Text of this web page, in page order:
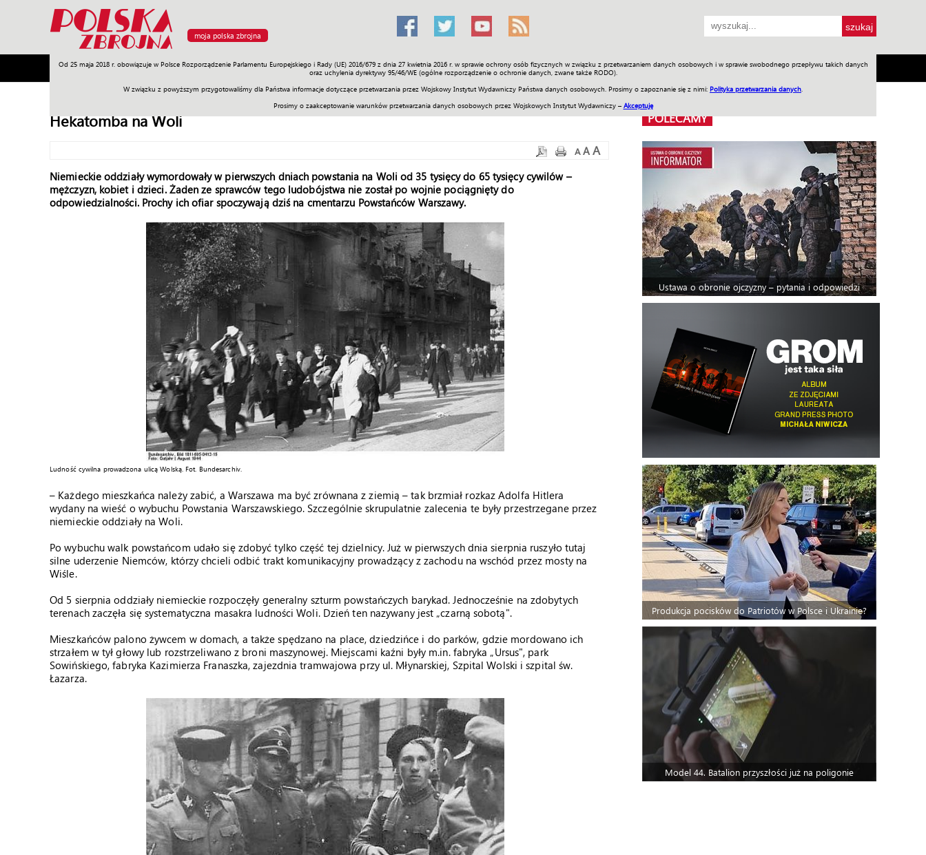
moja polska zbrojna
Od 25 maja 2018 r. obowiązuje w Polsce Rozporządzenie Parlamentu Europejskiego i Rady (UE) 2016/679 z dnia 27 kwietnia 2016 r. w sprawie ochrony osób fizycznych w związku z przetwarzaniem danych osobowych i w sprawie swobodnego przepływu takich danych
oraz uchylenia dyrektywy 95/46/WE (ogólne rozporządzenie o ochronie danych, zwane także RODO).
W związku z powyższym przygotowaliśmy dla Państwa informacje dotyczące przetwarzania przez Wojskowy Instytut Wydawniczy Państwa danych osobowych. Prosimy o zapoznanie się z nimi: Polityka przetwarzania danych
Prosimy o zaakceptowanie warunków przetwarzania danych osobowych przez Wojskowych Instytut Wydawniczy – Akceptuję
Armia Poligon Sprzęt Misje Polityka Prawo Świat Społeczność Sport Historia Galerie Wideo ENGLISH SKLEP Jednodniówki Praca w WIW
Hekatomba na Woli
A A A
Niemieckie oddziały wymordowały w pierwszych dniach powstania na Woli od 35 tysięcy do 65 tysięcy cywilów –
mężczyzn, kobiet i dzieci. Żaden ze sprawców tego ludobójstwa nie został po wojnie pociągnięty do
odpowiedzialności. Prochy ich ofiar spoczywają dziś na cmentarzu Powstańców Warszawy.
Ludność cywilna prowadzona ulicą Wolską. Fot. Bundesarchiv.
– Każdego mieszkańca należy zabić, a Warszawa ma być zrównana z ziemią – tak brzmiał rozkaz Adolfa Hitlera
wydany na wieść o wybuchu Powstania Warszawskiego. Szczególnie skrupulatnie zalecenia te były przestrzegane przez
niemieckie oddziały na Woli.
Po wybuchu walk powstańcom udało się zdobyć tylko część tej dzielnicy. Już w pierwszych dnia sierpnia ruszyło tutaj
silne uderzenie Niemców, którzy chcieli odbić trakt komunikacyjny prowadzący z zachodu na wschód przez mosty na
Wiśle.
Od 5 sierpnia oddziały niemieckie rozpoczęły generalny szturm powstańczych barykad. Jednocześnie na zdobytych
terenach zaczęła się systematyczna masakra ludności Woli. Dzień ten nazywany jest „czarną sobotą".
Mieszkańców palono żywcem w domach, a także spędzano na place, dziedzińce i do parków, gdzie mordowano ich
strzałem w tył głowy lub rozstrzeliwano z broni maszynowej. Miejscami kaźni były m.in. fabryka „Ursus", park
Sowińskiego, fabryka Kazimierza Franaszka, zajezdnia tramwajowa przy ul. Młynarskiej, Szpital Wolski i szpital św.
Łazarza.
POLECAMY
Ustawa o obronie ojczyzny – pytania i odpowiedzi
Produkcja pocisków do Patriotów w Polsce i Ukrainie?
Model 44. Batalion przyszłości już na poligonie